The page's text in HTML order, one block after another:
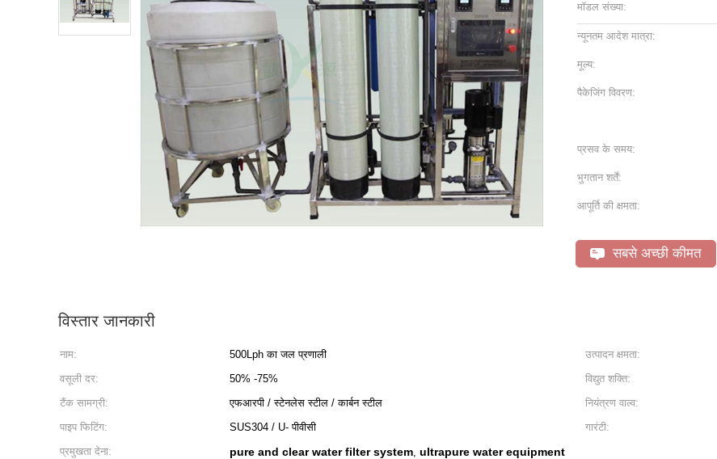
मॉडल संख्या:
न्यूनतम आदेश मात्रा:
मूल्य:
पैकेजिंग विवरण:
प्रसव के समय:
भुगतान शर्तें:
आपूर्ति की क्षमता:
सबसे अच्छी कीमत
विस्तार जानकारी
नाम: 500Lph का जल प्रणाली उत्पादन क्षमता:
वसूली दर:
50% -75% विद्युत शक्ति:
टैंक सामग्री:
एफआरपी / स्टेनलेस स्टील / कार्बन स्टील नियंत्रण वाल्व:
पाइप फिटिंग:
SUS304 / U- पीवीसी गारंटी:
प्रमुखता देना:
pure and clear water filter system, ultrapure water equipment